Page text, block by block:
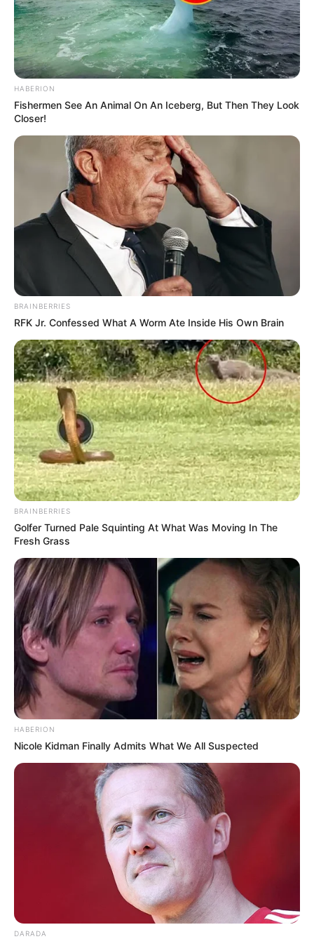
HABERION
Fishermen See An Animal On An Iceberg, But Then They Look
Closer!
BRAINBERRIES
RFK Jr. Confessed What A Worm Ate Inside His Own Brain
BRAINBERRIES
Golfer Turned Pale Squinting At What Was Moving In The
Fresh Grass
HABERION
Nicole Kidman Finally Admits What We All Suspected
DARADA